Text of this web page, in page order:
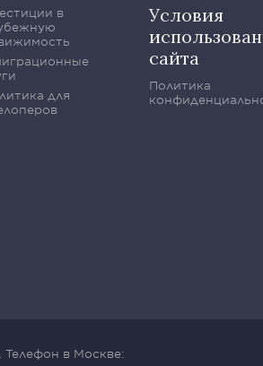
в
для
Условия
сайта
Политика
в Москве: